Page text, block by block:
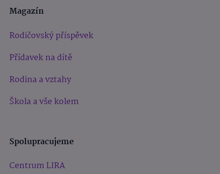
Magazín
Rodičovský příspěvek
Přídavek na dítě
Rodina a vztahy
Škola a vše kolem
Spolupracujeme
Centrum LIRA